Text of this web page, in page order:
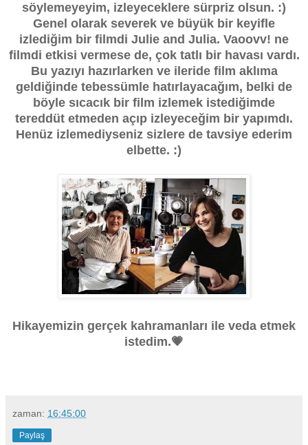
söylemeyeyim, izleyeceklere sürpriz olsun. :)
Genel olarak severek ve büyük bir keyifle
izlediğim bir filmdi Julie and Julia. Vaoovv! ne
filmdi etkisi vermese de, çok tatlı bir havası vardı.
Bu yazıyı hazırlarken ve ileride film aklıma
geldiğinde tebessümle hatırlayacağım, belki de
böyle sıcacık bir film izlemek istediğimde
tereddüt etmeden açıp izleyeceğim bir yapımdı.
Henüz izlemediyseniz sizlere de tavsiye ederim
elbette. :)
Hikayemizin gerçek kahramanları ile veda etmek
istedim.💗
zaman: 16:45:00
Paylaş